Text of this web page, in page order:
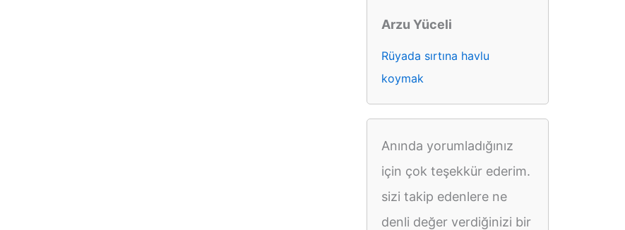
Arzu Yüceli
Rüyada sırtına havlu
koymak
Anında yorumladığınız
için çok teşekkür ederim.
sizi takip edenlere ne
denli değer verdiğinizi bir